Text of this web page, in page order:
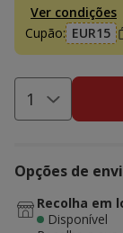
Ver condições
Cupão: EUR15
Opções de
Recolha em
Disponível